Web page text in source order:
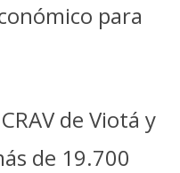
para
de Viotá y
de 19.700